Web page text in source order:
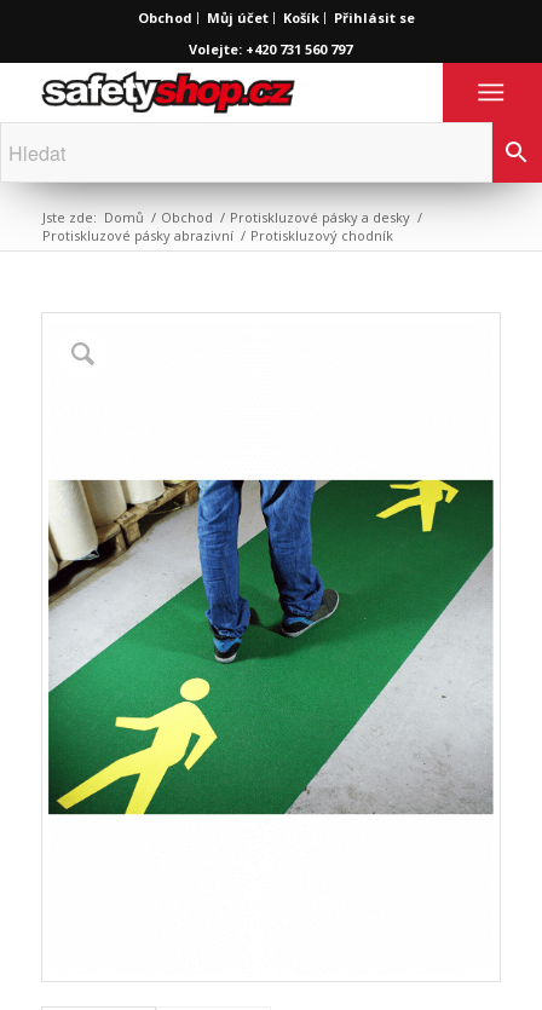
Obchod Můj účet Košík
Přihlásit se
Volejte: +420 731 560 797
Jste zde: Domů / Obchod / Protiskluzové pásky a desky /
Protiskluzové pásky abrazivní / Protiskluzový chodník